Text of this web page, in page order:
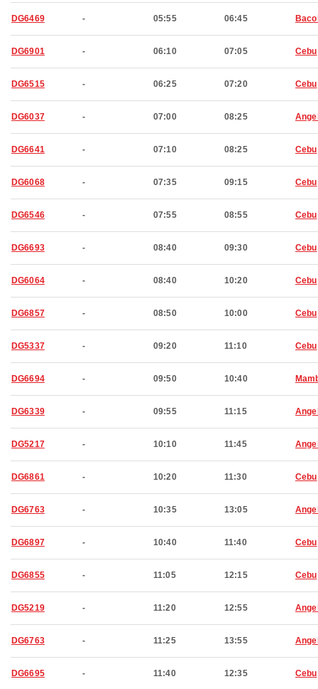
DG6469 - 05:55 06:45
DG6901 - 06:10 07:05 Cebu
DG6515 - 06:25 07:20 Cebu
DG6037 - 07:00 08:25
DG6641 - 07:10 08:25 Cebu
DG6068 - 07:35 09:15 Cebu
DG6546 - 07:55 08:55 Cebu
DG6693 - 08:40 09:30 Cebu
DG6064 - 08:40 10:20 Cebu
DG6857 - 08:50 10:00 Cebu
DG5337 - 09:20 11:10 Cebu
DG6694 - 09:50 10:40
DG6339 - 09:55 11:15
DG5217 - 10:10 11:45
DG6861 - 10:20 11:30 Cebu
DG6763 - 10:35 13:05
DG6897 - 10:40 11:40 Cebu
DG6855 - 11:05 12:15 Cebu
DG5219 - 11:20 12:55
DG6763 - 11:25 13:55
DG6695 - 11:40 12:35 Cebu